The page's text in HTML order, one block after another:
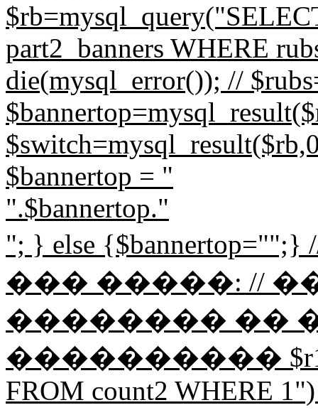
part2_banners WHERE
die(mysql_error()); //
$bannertop = "
".$bannertop."
"; } else
��� �����: //
�������� ��
����������
FROM count2 WHERE